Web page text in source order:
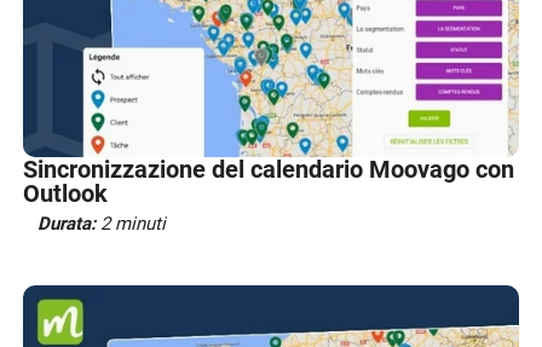
Sincronizzazione del calendario Moovago con
Outlook
Durata: 2 minuti